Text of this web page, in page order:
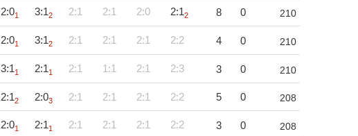
2:01 3:12 2:1 2:1 2:0 2:12 8 0 210
2:01 3:12 2:1 2:1 2:1 2:2 4 0 210
3:11 2:11 2:1 1:1 2:1 2:3 3 0 210
2:12 2:03 2:1 2:1 2:1 2:2 5 0 208
2:01 2:11 2:1 2:1 2:1 2:2 3 0 208